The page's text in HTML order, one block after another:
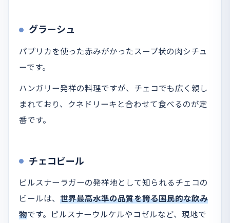
グラーシュ
パプリカを使った赤みがかったスープ状の肉シチュ
ーです。
ハンガリー発祥の料理ですが、チェコでも広く親し
まれており、クネドリーキと合わせて食べるのが定
番です。
チェコビール
ピルスナーラガーの発祥地として知られるチェコの
ビールは、 世界最高水準の品質を誇る国民的な飲み
物です。ピルスナーウルケルやコゼルなど、現地で